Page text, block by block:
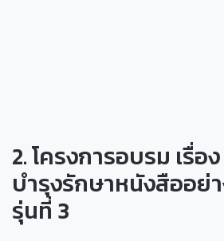
2. โครงการอบรม เรื่อ
บำรุงรักษาหนังสืออย่
รุ่นที่ 3